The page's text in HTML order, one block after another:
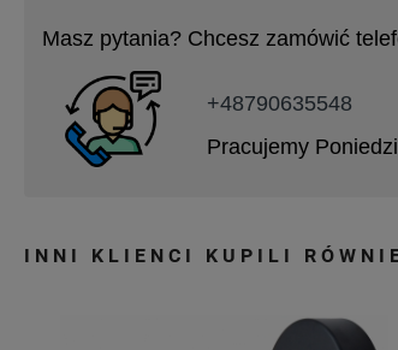
Masz pytania? Chcesz zamówić
+48790635548
Pracujemy
INNI KLIENCI KUPILI